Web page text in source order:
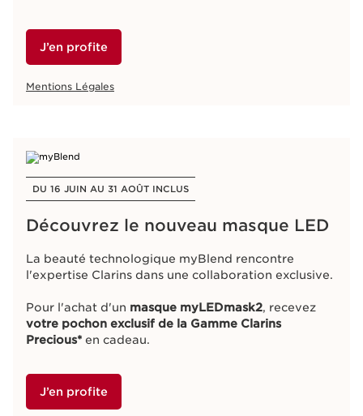
J’en profite
Mentions Légales
DU 16 JUIN AU 31 AOÛT INCLUS
Découvrez le nouveau masque LED​
La beauté technologique myBlend rencontre
l'expertise Clarins dans une collaboration exclusive.​
Pour l'achat d'un masque myLEDmask2, recevez
votre pochon exclusif de la Gamme Clarins
Precious* en cadeau.
J’en profite